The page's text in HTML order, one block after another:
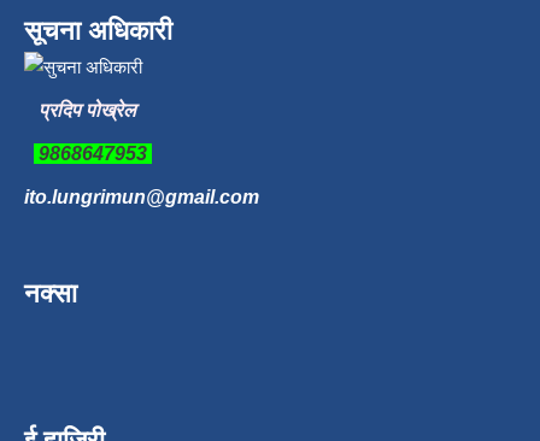
सूचना अधिकारी
प्रदिप पोख्रेल
9868647953
ito.lungrimun@gmail.com
नक्सा